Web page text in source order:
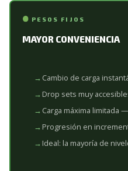
PESOS FIJOS
MAYOR CONVENIENCIA
Cambio de carga
Drop sets muy
Carga máxima limitada
Progresión en
Ideal: la mayoría de